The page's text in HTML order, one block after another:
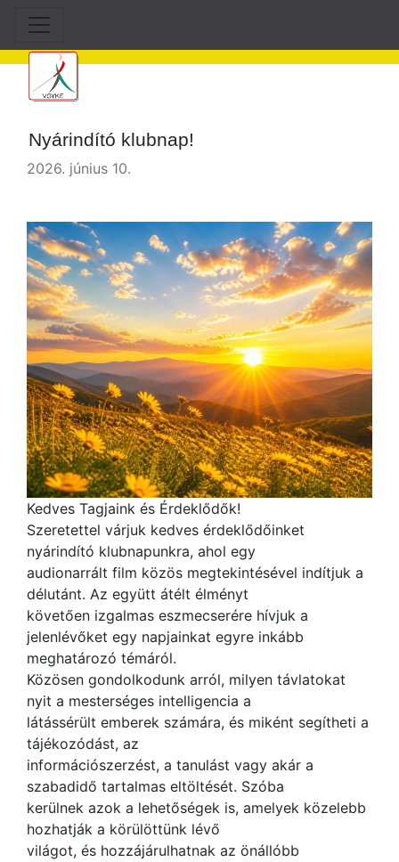
Nyárindító klubnap!
2026. június 10.
Kedves Tagjaink és Érdeklődők!
Szeretettel várjuk kedves érdeklődőinket
nyárindító klubnapunkra, ahol egy
audionarrált film közös megtekintésével indítjuk a
délutánt. Az együtt átélt élményt
követően izgalmas eszmecserére hívjuk a
jelenlévőket egy napjainkat egyre inkább
meghatározó témáról.
Közösen gondolkodunk arról, milyen távlatokat
nyit a mesterséges intelligencia a
látássérült emberek számára, és miként segítheti a
tájékozódást, az
információszerzést, a tanulást vagy akár a
szabadidő tartalmas eltöltését. Szóba
kerülnek azok a lehetőségek is, amelyek közelebb
hozhatják a körülöttünk lévő
világot, és hozzájárulhatnak az önállóbb